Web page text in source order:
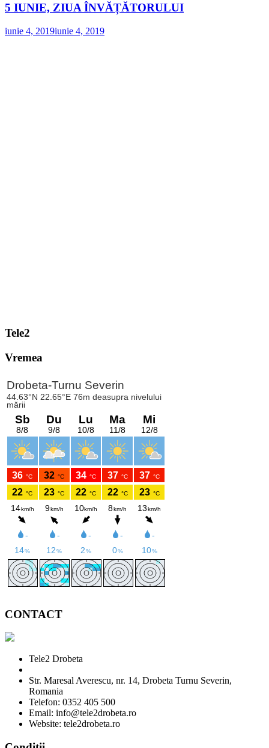
5 IUNIE, ZIUA ÎNVĂȚĂTORULUI
iunie 4, 2019iunie 4, 2019
Tele2
Vremea
CONTACT
Tele2 Drobeta
Str. Maresal Averescu, nr. 14, Drobeta Turnu Severin,
Romania
Telefon: 0352 405 500
Email: info@tele2drobeta.ro
Website: tele2drobeta.ro